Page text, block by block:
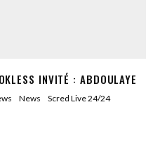
INVITÉ : ABDOULAYE
News
Scred Live 24/24